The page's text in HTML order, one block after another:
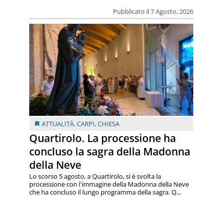
Pubblicato il 7 Agosto, 2026
ATTUALITÀ,CARPI,CHIESA
Quartirolo. La processione ha
concluso la sagra della Madonna
della Neve
Lo scorso 5 agosto, a Quartirolo, si è svolta la
processione con l'immagine della Madonna della Neve
che ha concluso il lungo programma della sagra. Q...